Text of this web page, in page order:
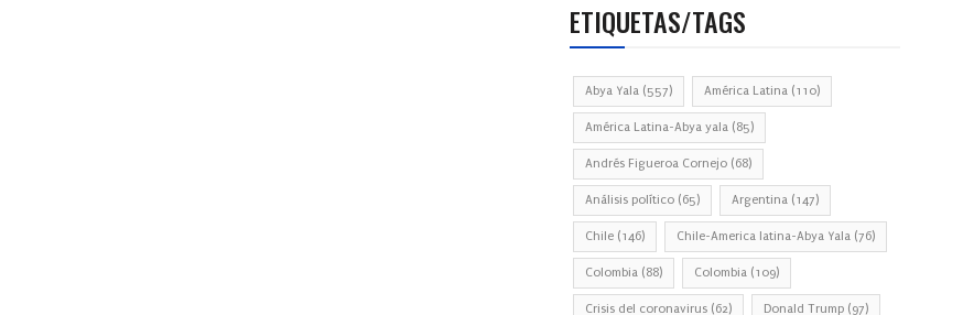
ETIQUETAS/TAGS
Abya Yala (557) América Latina (110)
América Latina-Abya yala (85)
Andrés Figueroa Cornejo (68)
Análisis político (65) Argentina (147)
Chile (146) Chile-America latina-Abya Yala (76)
Colombia (88) Colombia (109)
Crisis del coronavirus (62) Donald Trump (97)